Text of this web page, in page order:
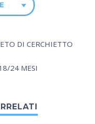
DI CERCHIETTO
24 MESI